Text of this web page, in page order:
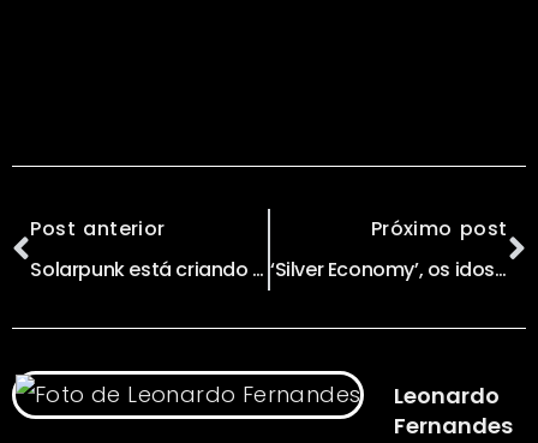
Post anterior
Solarpunk está criando um novo mundo maravilhoso nas fendas do antigo
Próximo post
‘Silver Economy’, os idosos serão o motor da economia do futuro
Leonardo
Fernandes